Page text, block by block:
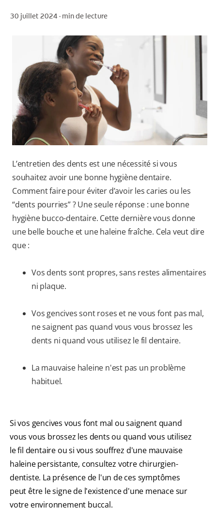
30 juillet 2024 · min de lecture
L’entretien des dents est une nécessité si vous
souhaitez avoir une bonne hygiène dentaire.
Comment faire pour éviter d’avoir les caries ou les
“dents pourries” ? Une seule réponse : une bonne
hygiène bucco-dentaire. Cette dernière vous donne
une belle bouche et une haleine fraîche. Cela veut dire
que :
Vos dents sont propres, sans restes alimentaires
ni plaque.
Vos gencives sont roses et ne vous font pas mal,
ne saignent pas quand vous vous brossez les
dents ni quand vous utilisez le fil dentaire.
La mauvaise haleine n'est pas un problème
habituel.
Si vos gencives vous font mal ou saignent quand
vous vous brossez les dents ou quand vous utilisez
le fil dentaire ou si vous souffrez d'une mauvaise
haleine persistante, consultez votre chirurgien-
dentiste. La présence de l'un de ces symptômes
peut être le signe de l'existence d'une menace sur
votre environnement buccal.